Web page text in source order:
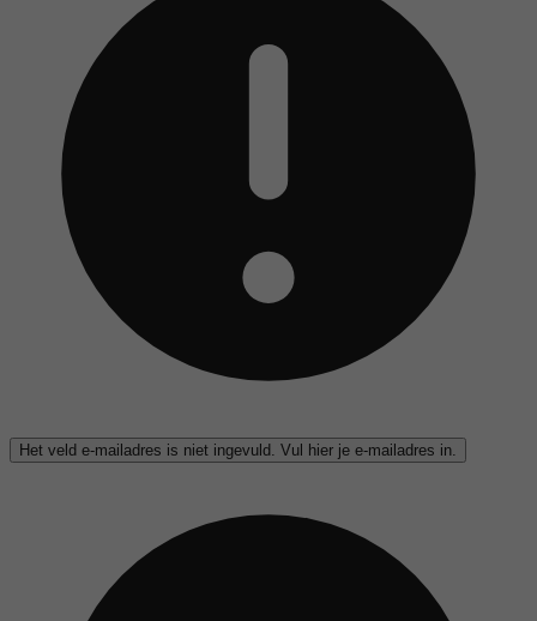
Het veld e-mailadres is niet ingevuld. Vul hier je e-mailadres in.